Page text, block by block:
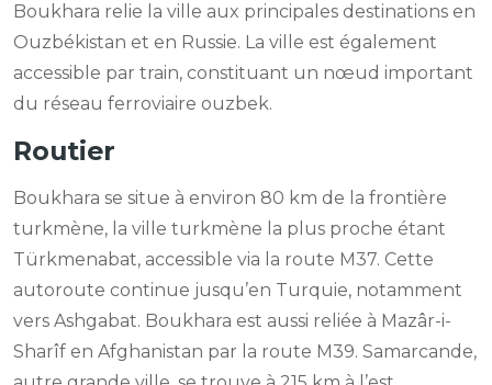
Boukhara relie la ville aux principales destinations en
Ouzbékistan et en Russie. La ville est également
accessible par train, constituant un nœud important
du réseau ferroviaire ouzbek.
Routier
Boukhara se situe à environ 80 km de la frontière
turkmène, la ville turkmène la plus proche étant
Türkmenabat, accessible via la route M37. Cette
autoroute continue jusqu’en Turquie, notamment
vers Ashgabat. Boukhara est aussi reliée à Mazâr-i-
Sharîf en Afghanistan par la route M39. Samarcande,